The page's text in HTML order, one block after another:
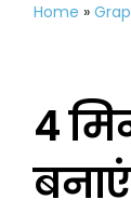
Home »
4
बनाएं